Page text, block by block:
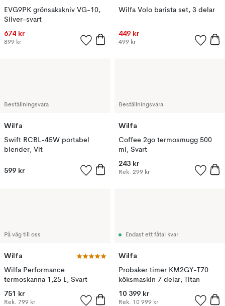
EVG9PK grönsakskniv VG-10,
Silver-svart
674 kr
899 kr
Wilfa Volo barista set, 3 delar
449 kr
499 kr
Beställningsvara
Wilfa
Swift RCBL-45W portabel
blender, Vit
599 kr
Beställningsvara
Wilfa
Coffee 2go termosmugg 500
ml, Svart
243 kr
Rek. 299 kr
På väg till oss
Wilfa
Wilfa Performance
termoskanna 1,25 L, Svart
751 kr
Rek. 799 kr
Endast ett fåtal kvar
Wilfa
Probaker timer KM2GY-T70
köksmaskin 7 delar, Titan
10 399 kr
Rek. 10 999 kr